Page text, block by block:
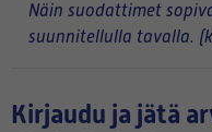
Näin suodattimet
suunnitellulla tavalla.
Kirjaudu ja jätä